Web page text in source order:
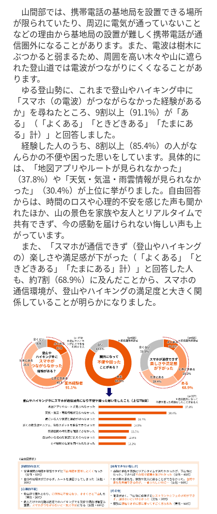
山間部では、携帯電話の基地局を設置できる場所
が限られていたり、周辺に電気が通っていないこと
などの理由から基地局の設置が難しく携帯電話が通
信圏外になることがあります。また、電波は樹木に
ぶつかると弱まるため、周囲を高い木々や山に遮ら
れた登山道では電波がつながりにくくなることがあ
ります。
ゆる登山勢に、これまで登山やハイキング中に
「スマホ（の電波）がつながらなかった経験がある
か」を尋ねたところ、9割以上（91.1%）が「あ
る」（「よくある」「ときどきある」「たまにあ
る」計）」と回答しました。
経験した人のうち、8割以上（85.4%）の人がな
んらかの不便や困った思いをしています。具体的に
は、「地図アプリやルートが見られなかった」
（37.8%）や「天気・気温・雨雲情報が見られなか
った」（30.4%）が上位に挙がりました。自由回答
からは、時間のロスや心理的不安を感じた声も聞か
れたほか、山の景色を家族や友人とリアルタイムで
共有できず、今の感動を届けられない悔しい声も上
がっています。
また、「スマホが通信できず（登山やハイキング
の）楽しさや満足感が下がった（「よくある」「と
きどきある」「たまにある」計）」と回答した人
も、約7割（68.9%）に及んだことから、スマホの
通信環境が、登山やハイキングの満足度と大きく関
係していることが明らかになりました。